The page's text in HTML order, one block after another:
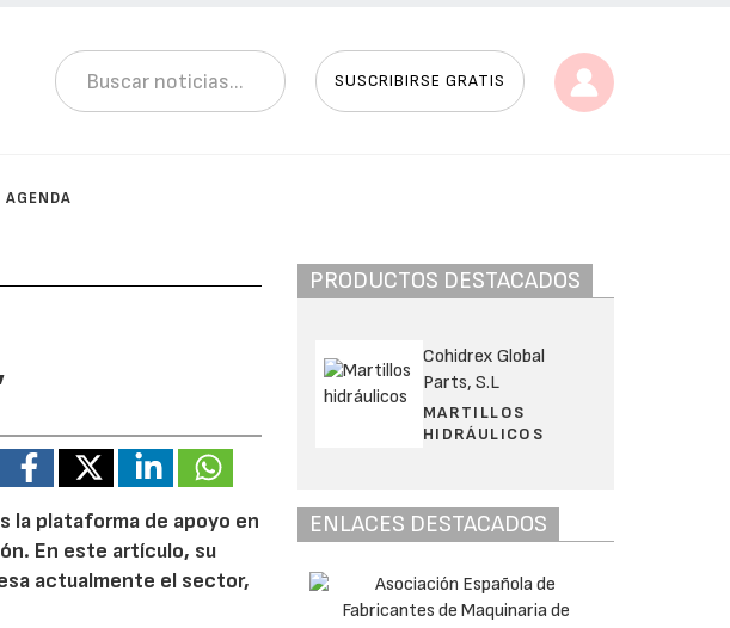
SUSCRIBIRSE GRATIS
AGENDA
la plataforma de apoyo en
En este artículo, su
actualmente el sector,
PRODUCTOS DESTACADOS
Cohidrex Global
Parts, S.L
MARTILLOS
HIDRÁULICOS
ENLACES DESTACADOS